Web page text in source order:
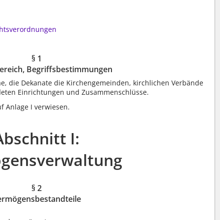
§ 1
Begriffsbestimmungen
die Dekanate die Kirchengemeinden, kirchlichen Verbände
Einrichtungen und Zusammenschlüsse.
Anlage I verwiesen.
I:
§ 2